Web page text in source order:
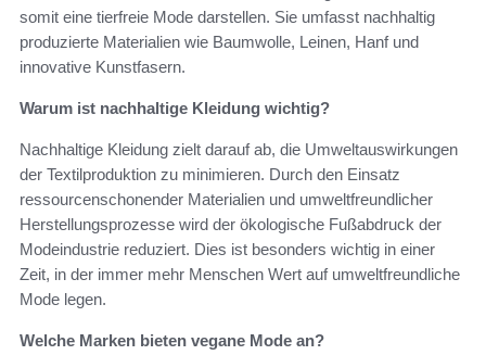
somit eine tierfreie Mode darstellen. Sie umfasst nachhaltig
produzierte Materialien wie Baumwolle, Leinen, Hanf und
innovative Kunstfasern.
Warum ist nachhaltige Kleidung wichtig?
Nachhaltige Kleidung zielt darauf ab, die Umweltauswirkungen
der Textilproduktion zu minimieren. Durch den Einsatz
ressourcenschonender Materialien und umweltfreundlicher
Herstellungsprozesse wird der ökologische Fußabdruck der
Modeindustrie reduziert. Dies ist besonders wichtig in einer
Zeit, in der immer mehr Menschen Wert auf umweltfreundliche
Mode legen.
Welche Marken bieten vegane Mode an?